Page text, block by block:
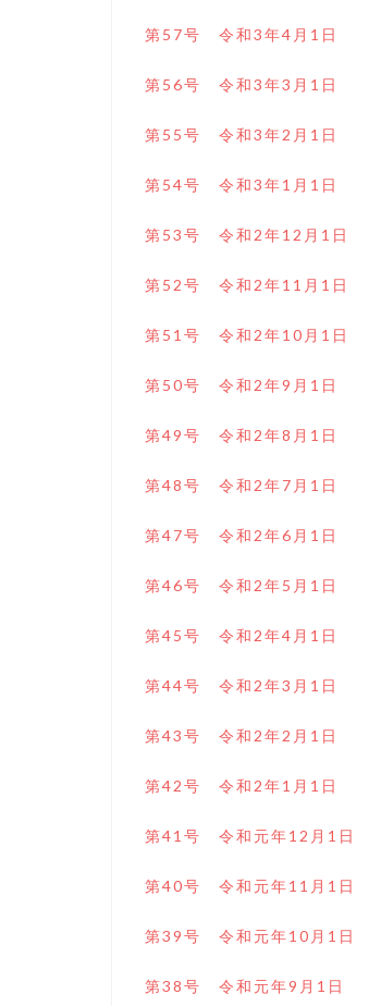
第57号 令和3年4月1日
第56号 令和3年3月1日
第55号 令和3年2月1日
第54号 令和3年1月1日
第53号 令和2年12月1日
第52号 令和2年11月1日
第51号 令和2年10月1日
第50号 令和2年9月1日
第49号 令和2年8月1日
第48号 令和2年7月1日
第47号 令和2年6月1日
第46号 令和2年5月1日
第45号 令和2年4月1日
第44号 令和2年3月1日
第43号 令和2年2月1日
第42号 令和2年1月1日
第41号 令和元年12月1日
第40号 令和元年11月1日
第39号 令和元年10月1日
第38号 令和元年9月1日